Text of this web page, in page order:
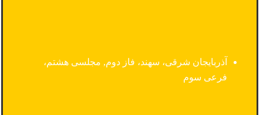
آذربایجان شرقی، سهند، فاز دوم, مجلسی هشتم،
فرعی سوم